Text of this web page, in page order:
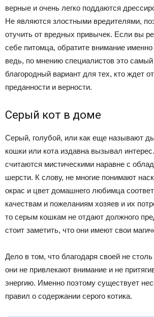
верные и очень легко поддаются
Не являются злостными вредителями,
отучить от вредных привычек. Если вы
себе питомца, обратите внимание
ведь, по мнению специалистов это
благородный вариант для тех, кто ждет
преданности и верности.
Серый кот в доме
Серый, голубой, или как еще называют
кошки или кота издавна вызывал
считаются мистическими наравне с
шерсти. К слову, не многие понимают
окрас и цвет домашнего любимца
качествам и пожеланиям хозяев и их
то серым кошкам не отдают должного
стоит заметить, что они имеют свои
Дело в том, что благодаря своей не
они не привлекают внимание и не
энергию. Именно поэтому существует
правил о содержании серого котика.